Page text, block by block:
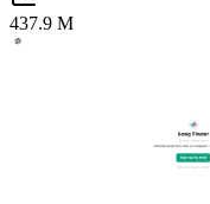
437.9 M